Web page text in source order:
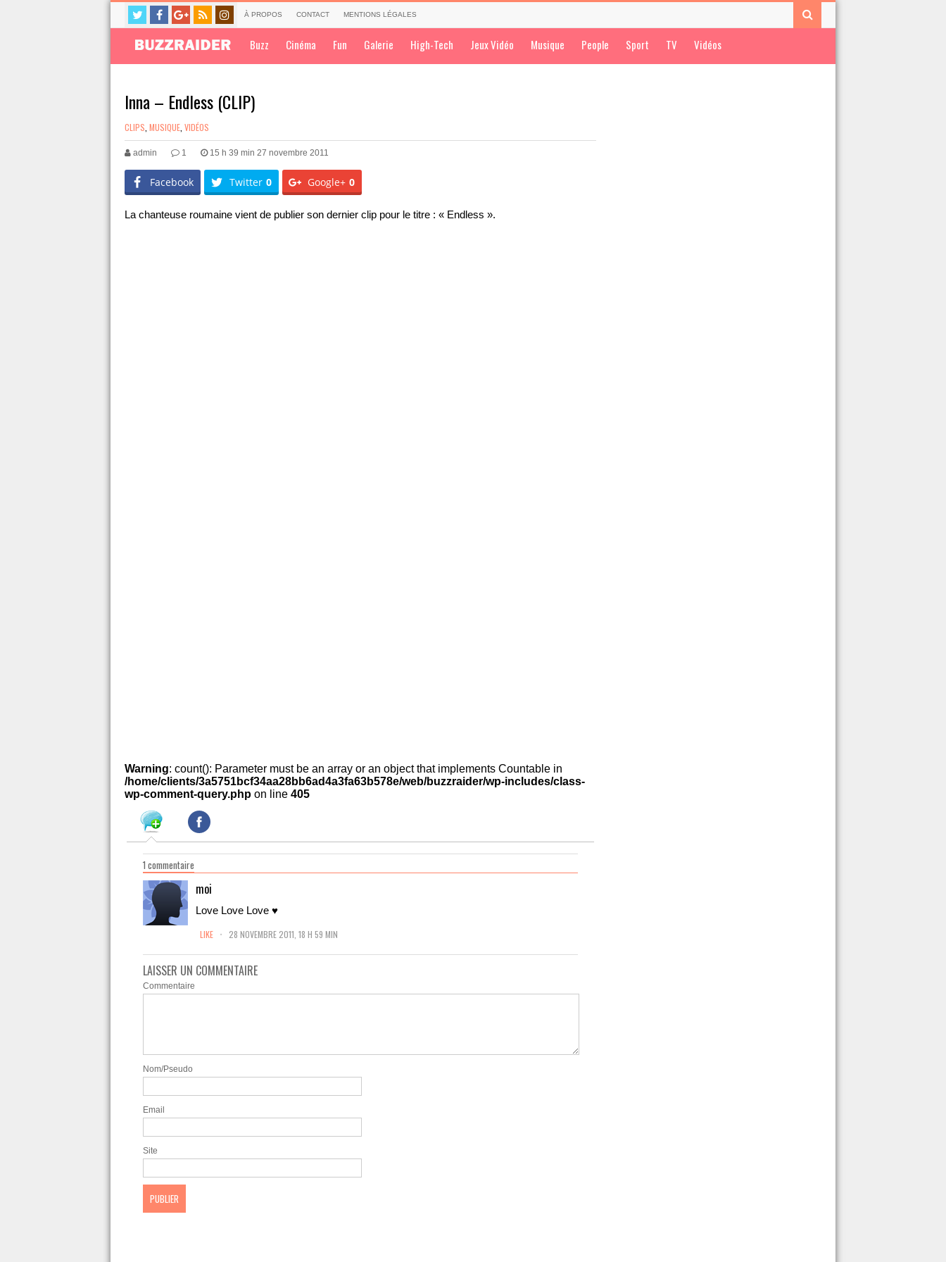
À PROPOS CONTACT MENTIONS LÉGALES
Buzz Cinéma Fun Galerie High-Tech Jeux Vidéo Musique People Sport TV Vidéos
Inna – Endless (CLIP)
CLIPS MUSIQUE VIDÉOS
admin 1 15 h 39 min 27 novembre 2011
Facebook Twitter 0 Google+ 0
La chanteuse roumaine vient de publier son dernier clip pour le titre : « Endless ».
Warning: count(): Parameter must be an array or an object that implements Countable in
/home/clients/3a5751bcf34aa28bb6ad4a3fa63b578e/web/buzzraider/wp-includes/class-
wp-comment-query.php on line 405
1 commentaire
moi
Love Love Love ♥
LIKE . 28 NOVEMBRE 2011, 18 H 59 MIN
LAISSER UN COMMENTAIRE
Commentaire
Nom/Pseudo
Email
Site